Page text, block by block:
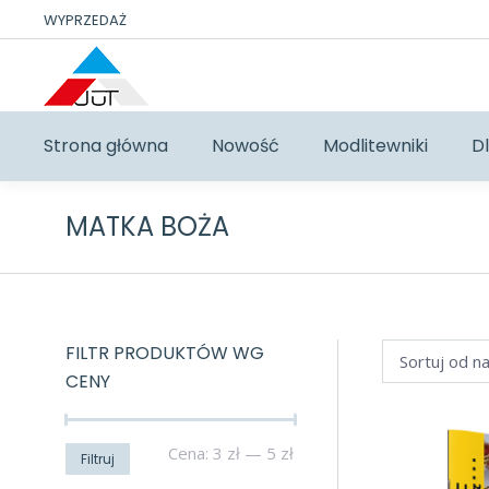
WYPRZEDAŻ
Strona główna Nowość Modlitewniki
MATKA BOŻA
FILTR PRODUKTÓW WG
CENY
Cena
Cena
Filtruj Cena: 3 zł — 5 zł